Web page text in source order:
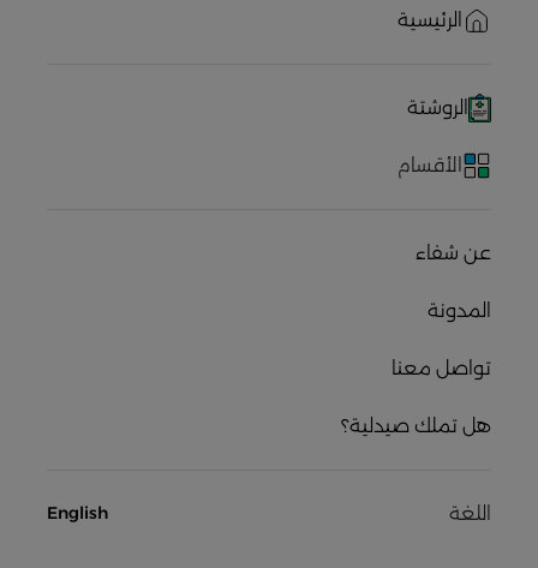
الرئيسية
الروشتة
الأقسام
عن شفاء
المدونة
تواصل معنا
هل تملك صيدلية؟
اللغة English